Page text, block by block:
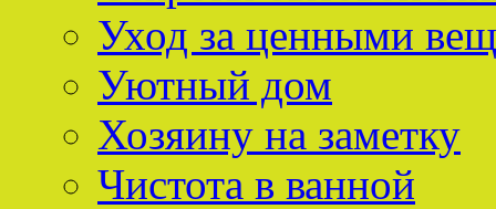
Уход за ценными
Уютный дом
Хозяину на заметку
Чистота в ванной